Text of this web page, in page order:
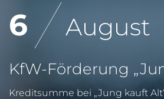
6 August
Kreditsumme bei „Jung kauft